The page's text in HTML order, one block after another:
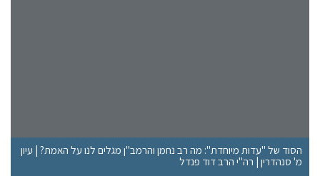
הסוד של "עדות מיוחדת": מה רב נחמן והרמב"ן מגלים לנו על האמת? | עיון
מ' סנהדרין | רה"י הרב דוד פנדל